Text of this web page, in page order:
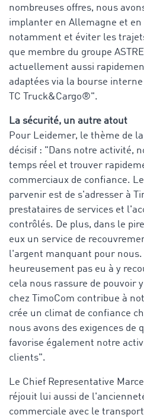
nombreuses offres, nous
implanter en Allemagne et en
notamment et éviter les
que membre du groupe
actuellement aussi
adaptées via la bourse
TC Truck&Cargo®".
La sécurité, un autre atout
Pour Leidemer, le thème de
décisif : "Dans notre activité,
temps réel et trouver
commerciaux de confiance.
parvenir est de s'adresser à
prestataires de services et
contrôlés. De plus, dans le
eux un service de
l'argent manquant pour nous.
heureusement pas eu à y
cela nous rassure de pouvoir
chez TimoCom contribue à
crée un climat de confiance
nous avons des exigences de
favorise également notre
clients".
Le Chief Representative
réjouit lui aussi de
commerciale avec le